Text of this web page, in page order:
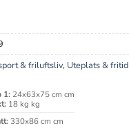
& friluftsliv, Uteplats & fritid
1:24x63x75 cm cm
18 kg kg
330x86 cm cm